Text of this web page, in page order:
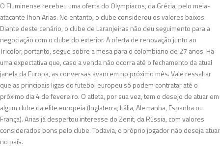
O Fluminense recebeu uma oferta do Olympiacos, da Grécia, pelo meia-
atacante Jhon Arias. No entanto, o clube considerou os valores baixos.
Diante deste cenário, o clube de Laranjeiras não deu seguimento para a
negociação com o clube do exterior. A oferta de renovação junto ao
Tricolor, portanto, segue sobre a mesa para o colombiano de 27 anos. Há
uma expectativa que, caso a venda não ocorra até o fechamento da atual
janela da Europa, as conversas avancem no próximo mês. Vale ressaltar
que as principais ligas do futebol europeu só podem contratar até o
próximo dia 4 de fevereiro. O atleta, por sua vez, tem o desejo de atuar em
algum clube da elite europeia (Inglaterra, Itália, Alemanha, Espanha ou
França). Arias já despertou interesse do Zenit, da Rússia, com valores
considerados bons pelo clube. Todavia, o próprio jogador não deseja atuar
no país.